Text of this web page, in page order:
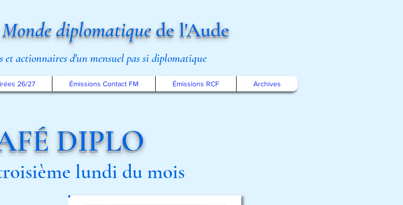
Monde diplomatiquede l'Aude
et actionnaires d'un mensuel pas si diplomatique
26/27 Émissions Contact FM Émissions RCF Archives
DIPLO
lundi du mois